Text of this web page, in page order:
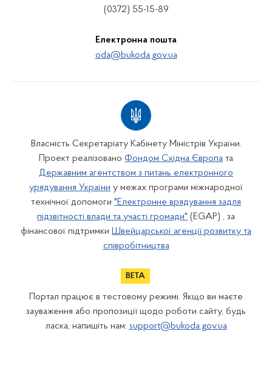
(0372) 55-15-89
Електронна пошта
oda@bukoda.gov.ua
Власність Секретаріату Кабінету Міністрів України.
Проект реалізовано Фондом Східна Європа та
Державним агентством з питань електронного
урядування України у межах програми міжнародної
технічної допомоги "Електронне врядування задля
підзвітності влади та участі громади" (EGAP) , за
фінансової підтримки Швейцарської агенції розвитку та
співробітництва
Портал працює в тестовому режимі. Якщо ви маєте
зауваження або пропозиції щодо роботи сайту, будь
ласка, напишіть нам: support@bukoda.gov.ua